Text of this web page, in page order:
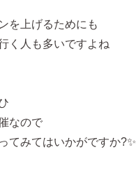
を上げるためにも
く人も多いですよね
なので
てみてはいかがですか?✨